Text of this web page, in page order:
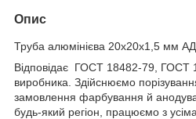
Опис
Труба алюмінієва 20x20x1,5 мм
Відповідає ГОСТ 18482-79, ГОСТ
виробника. Здійснюємо
замовлення фарбування й
будь-який регіон, працюємо з